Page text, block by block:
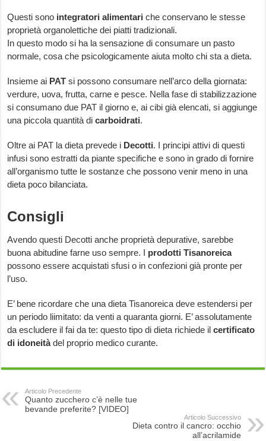
Questi sono integratori alimentari che conservano le stesse
proprietà organolettiche dei piatti tradizionali.
In questo modo si ha la sensazione di consumare un pasto
normale, cosa che psicologicamente aiuta molto chi sta a dieta.
Insieme ai PAT si possono consumare nell’arco della giornata:
verdure, uova, frutta, carne e pesce. Nella fase di stabilizzazione
si consumano due PAT il giorno e, ai cibi già elencati, si aggiunge
una piccola quantità dicarboidrati.
Oltre ai PAT la dieta prevede i Decotti. I principi attivi di questi
infusi sono estratti da piante specifiche e sono in grado di fornire
all’organismo tutte le sostanze che possono venir meno in una
dieta poco bilanciata.
Consigli
Avendo questi Decotti anche proprietà depurative, sarebbe
buona abitudine farne uso sempre. I prodotti Tisanoreica
possono essere acquistati sfusi o in confezioni già pronte per
l’uso.
E’ bene ricordare che una dieta Tisanoreica deve estendersi per
un periodo liimitato: da venti a quaranta giorni. E’ assolutamente
da escludere il fai da te: questo tipo di dieta richiede ilcertificato
di idoneitàdel proprio medico curante.
Articolo Precedente
Quanto zucchero c’è nelle tue
bevande preferite? [VIDEO]
Articolo Successivo
Dieta contro il cancro: occhio
all’acrilamide